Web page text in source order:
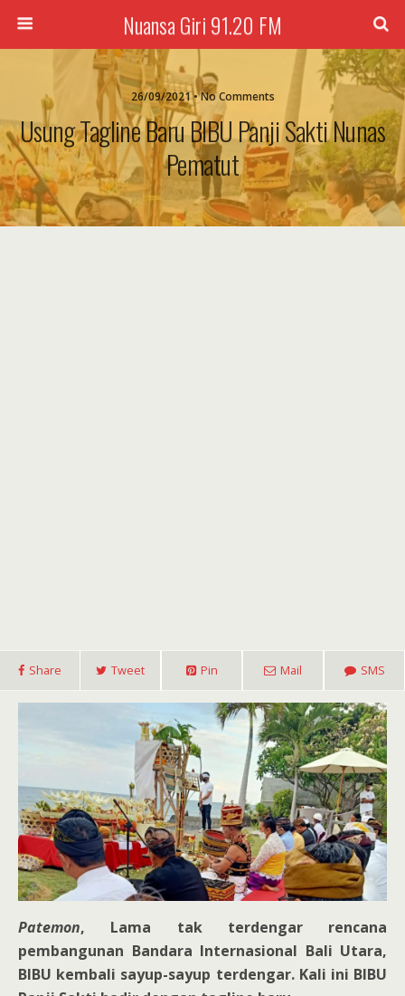
Nuansa Giri 91.20 FM
26/09/2021 • No Comments
Usung Tagline Baru BIBU Panji Sakti Nunas
Pematut
Share Tweet Pin Mail SMS
Patemon, Lama tak terdengar rencana
pembangunan Bandara Internasional Bali Utara,
BIBU kembali sayup-sayup terdengar. Kali ini BIBU